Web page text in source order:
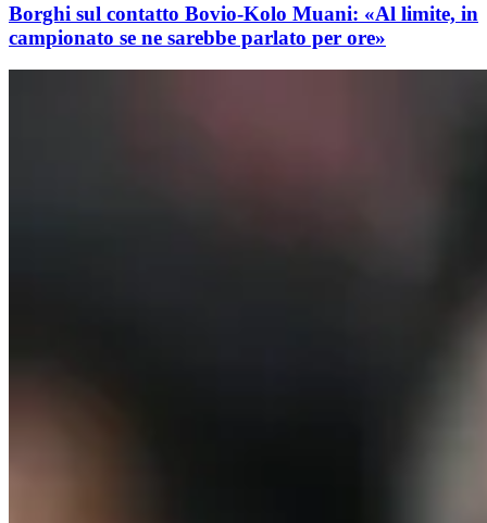
Borghi sul contatto Bovio-Kolo Muani: «Al limite, in
campionato se ne sarebbe parlato per ore»